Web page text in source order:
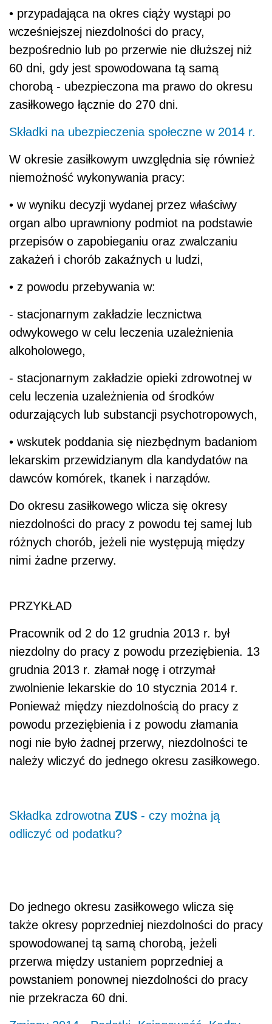
• przypadająca na okres ciąży wystąpi po
wcześniejszej niezdolności do pracy,
bezpośrednio lub po przerwie nie dłuższej niż
60 dni, gdy jest spowodowana tą samą
chorobą - ubezpieczona ma prawo do okresu
zasiłkowego łącznie do 270 dni.
Składki na ubezpieczenia społeczne w 2014 r.
W okresie zasiłkowym uwzględnia się również
niemożność wykonywania pracy:
• w wyniku decyzji wydanej przez właściwy
organ albo uprawniony podmiot na podstawie
przepisów o zapobieganiu oraz zwalczaniu
zakażeń i chorób zakaźnych u ludzi,
• z powodu przebywania w:
- stacjonarnym zakładzie lecznictwa
odwykowego w celu leczenia uzależnienia
alkoholowego,
- stacjonarnym zakładzie opieki zdrowotnej w
celu leczenia uzależnienia od środków
odurzających lub substancji psychotropowych,
• wskutek poddania się niezbędnym badaniom
lekarskim przewidzianym dla kandydatów na
dawców komórek, tkanek i narządów.
Do okresu zasiłkowego wlicza się okresy
niezdolności do pracy z powodu tej samej lub
różnych chorób, jeżeli nie występują między
nimi żadne przerwy.
PRZYKŁAD
Pracownik od 2 do 12 grudnia 2013 r. był
niezdolny do pracy z powodu przeziębienia. 13
grudnia 2013 r. złamał nogę i otrzymał
zwolnienie lekarskie do 10 stycznia 2014 r.
Ponieważ między niezdolnością do pracy z
powodu przeziębienia i z powodu złamania
nogi nie było żadnej przerwy, niezdolności te
należy wliczyć do jednego okresu zasiłkowego.
Składka zdrowotna ZUS - czy można ją
odliczyć od podatku?
Do jednego okresu zasiłkowego wlicza się
także okresy poprzedniej niezdolności do pracy
spowodowanej tą samą chorobą, jeżeli
przerwa między ustaniem poprzedniej a
powstaniem ponownej niezdolności do pracy
nie przekracza 60 dni.